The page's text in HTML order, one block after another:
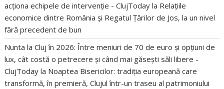
acționa echipele de intervenție - ClujToday la Relațiile
economice dintre România și Regatul Țărilor de Jos, la un nivel
fără precedent de bun
Nunta la Cluj în 2026: Între meniuri de 70 de euro și opțiuni de
lux, cât costă o petrecere și când mai găsești săli libere -
ClujToday la Noaptea Bisericilor: tradiția europeană care
transformă, în premieră, Clujul într-un traseu al patrimoniului